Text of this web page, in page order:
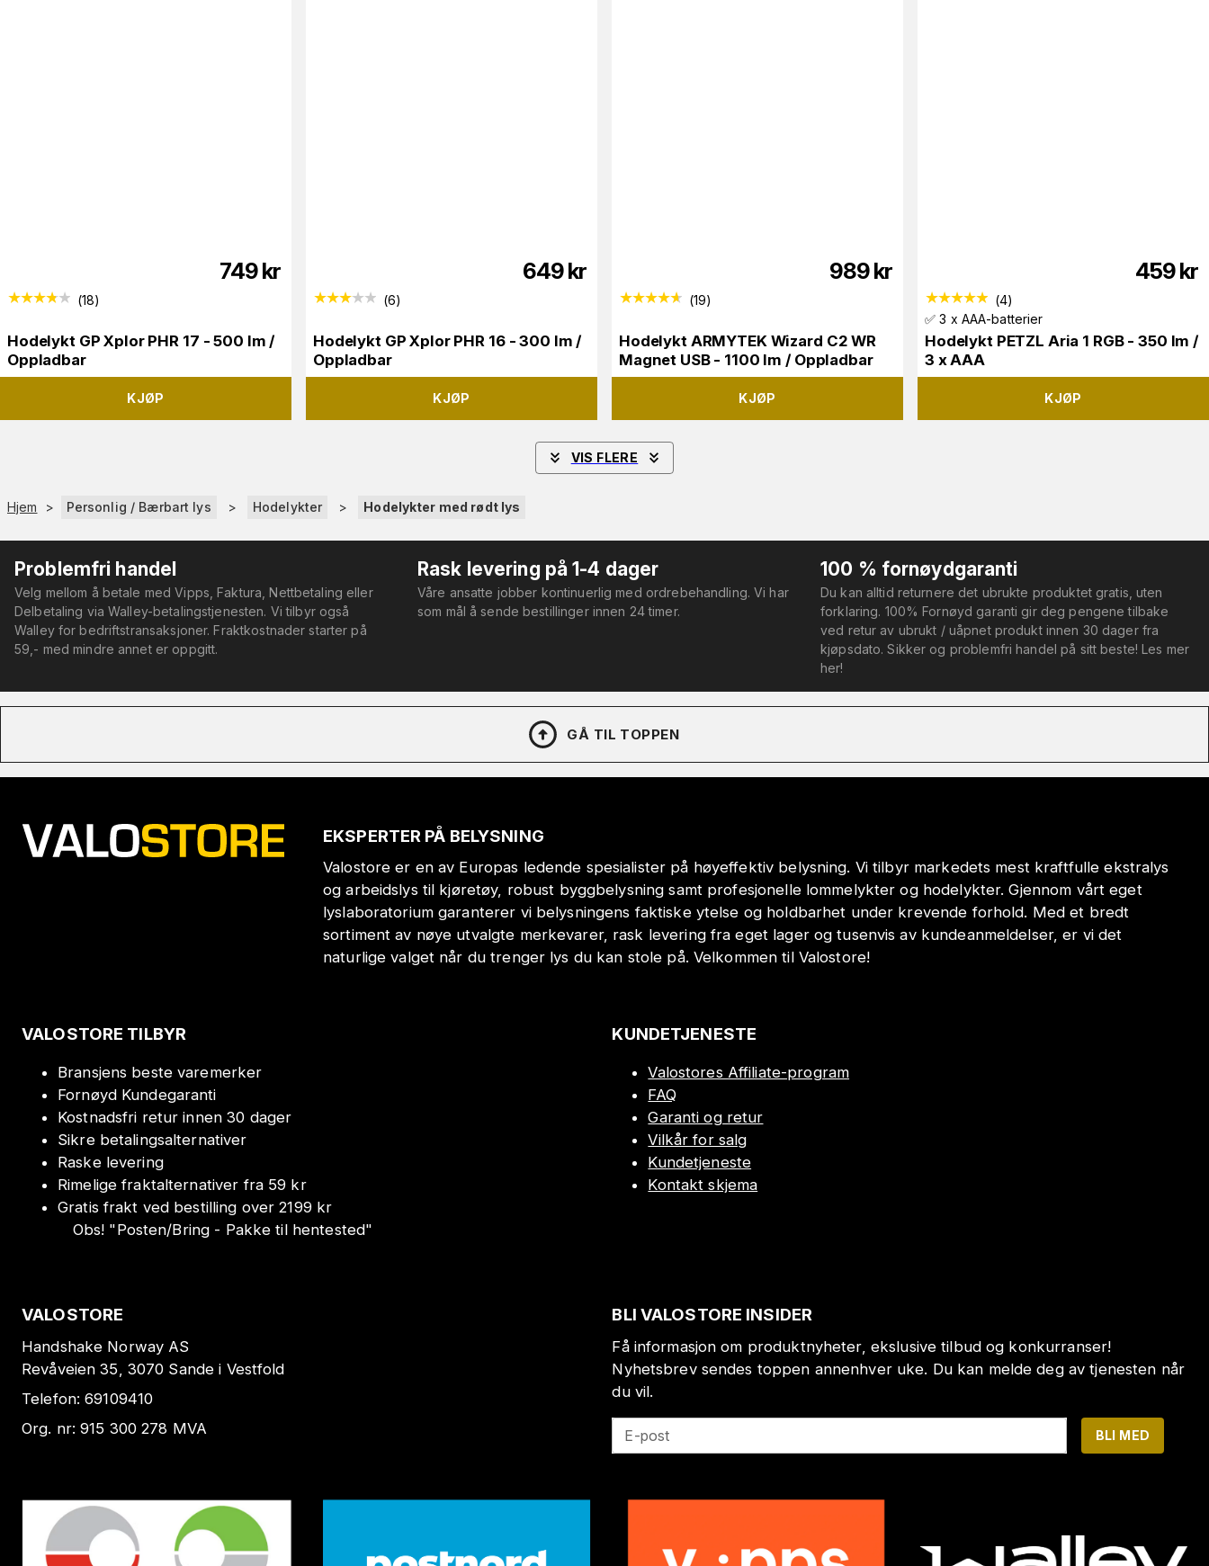
749kr
(18)
Hodelykt GP Xplor PHR 17 - 500 lm /
Oppladbar
KJØP
649kr
(6)
Hodelykt GP Xplor PHR 16 - 300 lm /
Oppladbar
KJØP
989kr
(19)
Hodelykt ARMYTEK Wizard C2 WR
Magnet USB - 1100 lm / Oppladbar
KJØP
459kr
(4)
✅ 3 x AAA-batterier
Hodelykt PETZL Aria 1 RGB - 350 lm /
3 x AAA
KJØP
VIS FLERE
Hjem > Personlig / Bærbart lys > Hodelykter > Hodelykter med rødt lys
Problemfri handel
Velg mellom å betale med Vipps, Faktura, Nettbetaling eller
Delbetaling via Walley-betalingstjenesten. Vi tilbyr også
Walley for bedriftstransaksjoner. Fraktkostnader starter på
59,- med mindre annet er oppgitt.
Rask levering på 1-4 dager
Våre ansatte jobber kontinuerlig med ordrebehandling. Vi har
som mål å sende bestillinger innen 24 timer.
100 % fornøydgaranti
Du kan alltid returnere det ubrukte produktet gratis, uten
forklaring. 100% Fornøyd garanti gir deg pengene tilbake
ved retur av ubrukt / uåpnet produkt innen 30 dager fra
kjøpsdato. Sikker og problemfri handel på sitt beste! Les mer
her!
GÅ TIL TOPPEN
EKSPERTER PÅ BELYSNING
Valostore er en av Europas ledende spesialister på høyeffektiv belysning. Vi tilbyr markedets mest kraftfulle ekstralys
og arbeidslys til kjøretøy, robust byggbelysning samt profesjonelle lommelykter og hodelykter. Gjennom vårt eget
lyslaboratorium garanterer vi belysningens faktiske ytelse og holdbarhet under krevende forhold. Med et bredt
sortiment av nøye utvalgte merkevarer, rask levering fra eget lager og tusenvis av kundeanmeldelser, er vi det
naturlige valget når du trenger lys du kan stole på. Velkommen til Valostore!
VALOSTORE TILBYR
Bransjens beste varemerker
Fornøyd Kundegaranti
Kostnadsfri retur innen 30 dager
Sikre betalingsalternativer
Raske levering
Rimelige fraktalternativer fra 59 kr
Gratis frakt ved bestilling over 2199 kr
Obs! "Posten/Bring - Pakke til hentested"
KUNDETJENESTE
Valostores Affiliate-program
FAQ
Garanti og retur
Vilkår for salg
Kundetjeneste
Kontakt skjema
VALOSTORE
Handshake Norway AS
Revåveien 35, 3070 Sande i Vestfold
Telefon:69109410
Org. nr:915 300 278 MVA
BLI VALOSTORE INSIDER
Få informasjon om produktnyheter, ekslusive tilbud og konkurranser!
Nyhetsbrev sendes toppen annenhver uke. Du kan melde deg av tjenesten når
du vil.
E-post BLI MED